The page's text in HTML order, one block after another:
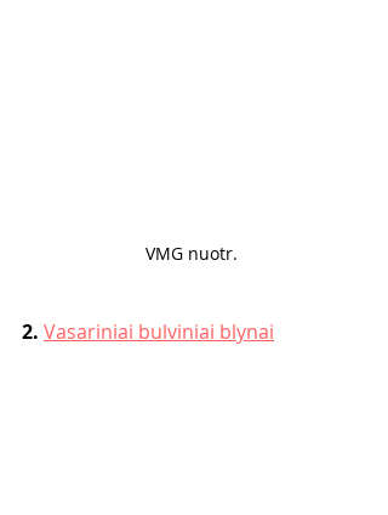
VMG nuotr.
2. Vasariniai bulviniai blynai